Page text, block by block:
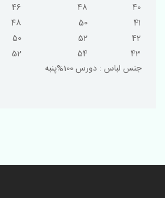
40
48
46
41
50
48
42
52
50
43
54
52
جنس لباس : دورس 100%پنبه